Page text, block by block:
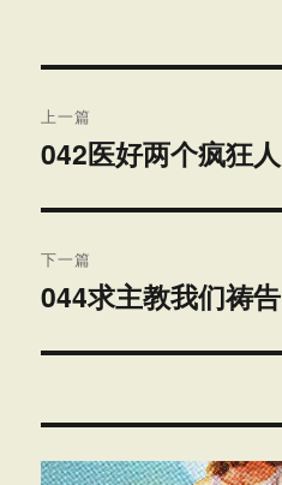
章
航
上一篇
上
文
章：
042医好两个疯狂人
下一篇
下
文
044求主教我们祷告